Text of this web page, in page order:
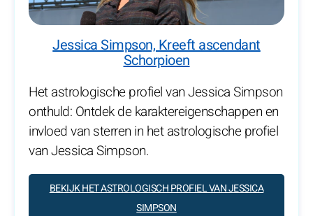
Jessica Simpson, Kreeft ascendant
Schorpioen
Het astrologische profiel van Jessica Simpson
onthuld: Ontdek de karaktereigenschappen en
invloed van sterren in het astrologische profiel
van Jessica Simpson.
BEKIJK HET ASTROLOGISCH PROFIEL VAN JESSICA
SIMPSON